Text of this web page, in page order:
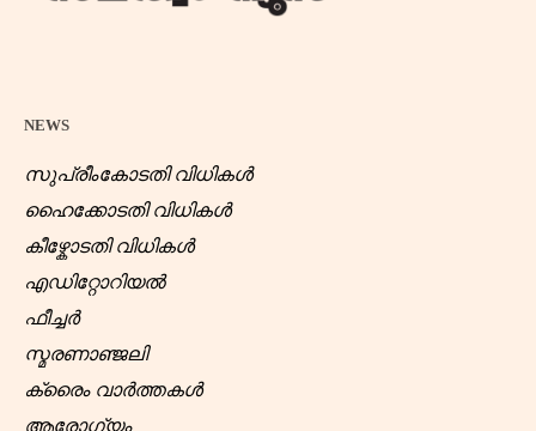
NEWS
സുപ്രീംകോടതി വിധികൾ
ഹൈക്കോടതി വിധികൾ
കീഴ്കോടതി വിധികൾ
എഡിറ്റോറിയൽ
ഫീച്ചർ
സ്മരണാഞ്ജലി
ക്രൈം വാർത്തകൾ
ആരോഗ്യം